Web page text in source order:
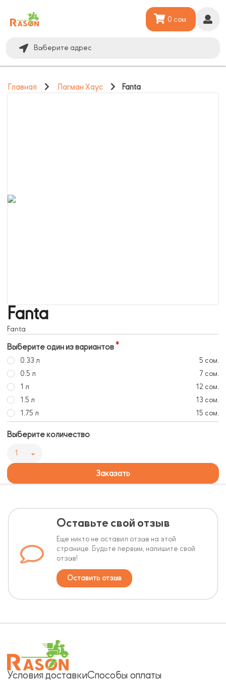
Выберите адрес
0 сом.
Главная Лагман Хаус Fanta
Fanta
Fanta
Выберите один из вариантов
0.33 л
5 сом.
0.5 л
7 сом.
1 л
12 сом.
1.5 л
13 сом.
1.75 л
15 сом.
Выберите количество
1
Заказать
Оставьте свой отзыв
Еще никто не оставил отзыв на этой
странице. Будьте первым, напишите свой
отзыв!
Оставить отзыв
Условия доставкиСпособы оплаты